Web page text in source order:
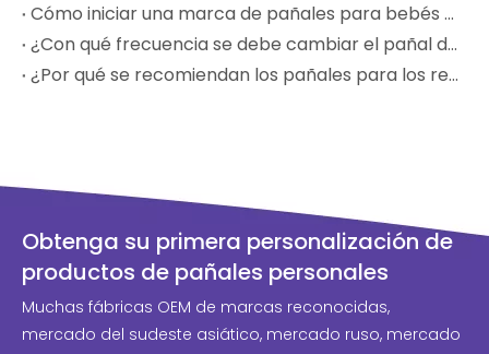
Cómo iniciar una marca de pañales para bebés con un fabricante OEM
¿Con qué frecuencia se debe cambiar el pañal de un bebé?
¿Por qué se recomiendan los pañales para los recién nacidos?
Obtenga su primera personalización de
productos de pañales personales
Muchas fábricas OEM de marcas reconocidas,
mercado del sudeste asiático, mercado ruso, mercado